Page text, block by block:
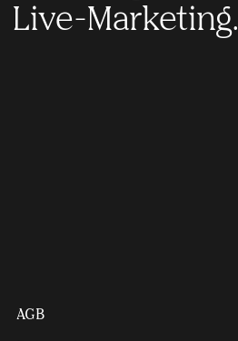
Live-Marketing.
AGB